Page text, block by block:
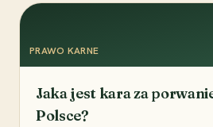
PRAWO KARNE
Jaka jest kara za
Polsce?